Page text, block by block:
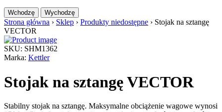
Wchodzę Wychodzę
Strona główna › Sklep › Produkty niedostępne › Stojak na sztangę
VECTOR
SKU: SHM1362
Marka: Kettler
Stojak na sztangę VECTOR
Stabilny stojak na sztangę. Maksymalne obciążenie wagowe wynosi